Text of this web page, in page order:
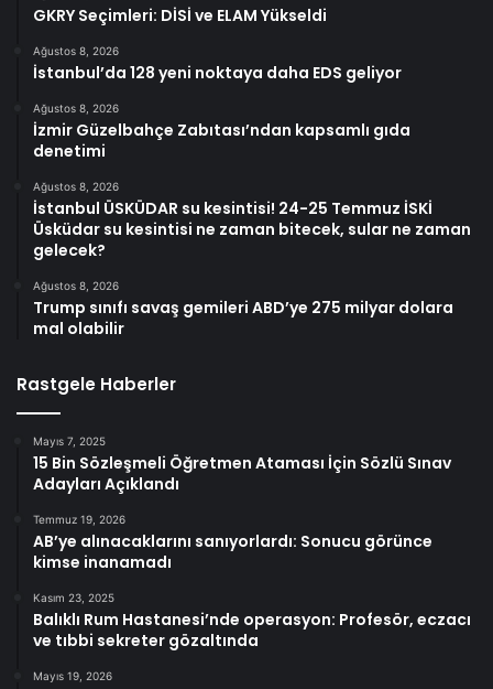
GKRY Seçimleri: DİSİ ve ELAM Yükseldi
Ağustos 8, 2026
İstanbul’da 128 yeni noktaya daha EDS geliyor
Ağustos 8, 2026
İzmir Güzelbahçe Zabıtası’ndan kapsamlı gıda
denetimi
Ağustos 8, 2026
İstanbul ÜSKÜDAR su kesintisi! 24-25 Temmuz İSKİ
Üsküdar su kesintisi ne zaman bitecek, sular ne zaman
gelecek?
Ağustos 8, 2026
Trump sınıfı savaş gemileri ABD’ye 275 milyar dolara
mal olabilir
Rastgele Haberler
Mayıs 7, 2025
15 Bin Sözleşmeli Öğretmen Ataması İçin Sözlü Sınav
Adayları Açıklandı
Temmuz 19, 2026
AB’ye alınacaklarını sanıyorlardı: Sonucu görünce
kimse inanamadı
Kasım 23, 2025
Balıklı Rum Hastanesi’nde operasyon: Profesör, eczacı
ve tıbbi sekreter gözaltında
Mayıs 19, 2026